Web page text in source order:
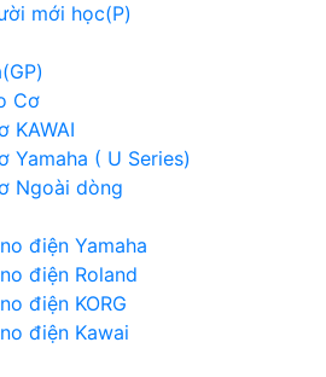
mới học(P)
Cơ
KAWAI
Yamaha ( U Series)
Ngoài dòng
điện Yamaha
điện Roland
điện KORG
điện Kawai